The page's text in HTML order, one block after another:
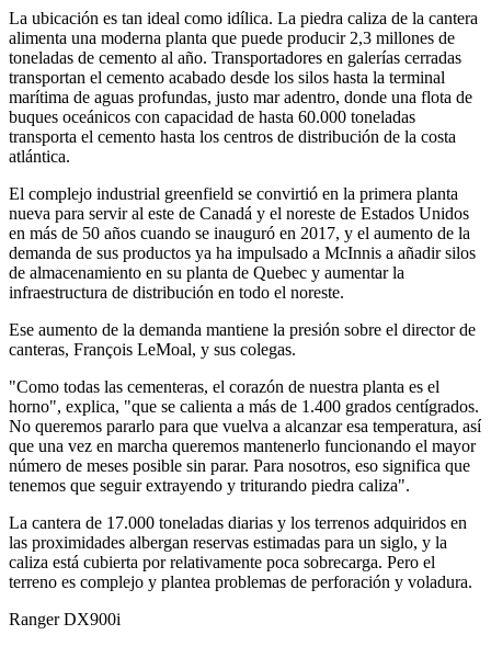
La ubicación es tan ideal como idílica. La piedra caliza de la cantera
alimenta una moderna planta que puede producir 2,3 millones de
toneladas de cemento al año. Transportadores en galerías cerradas
transportan el cemento acabado desde los silos hasta la terminal
marítima de aguas profundas, justo mar adentro, donde una flota de
buques oceánicos con capacidad de hasta 60.000 toneladas
transporta el cemento hasta los centros de distribución de la costa
atlántica.
El complejo industrial greenfield se convirtió en la primera planta
nueva para servir al este de Canadá y el noreste de Estados Unidos
en más de 50 años cuando se inauguró en 2017, y el aumento de la
demanda de sus productos ya ha impulsado a McInnis a añadir silos
de almacenamiento en su planta de Quebec y aumentar la
infraestructura de distribución en todo el noreste.
Ese aumento de la demanda mantiene la presión sobre el director de
canteras, François LeMoal, y sus colegas.
"Como todas las cementeras, el corazón de nuestra planta es el
horno", explica, "que se calienta a más de 1.400 grados centígrados.
No queremos pararlo para que vuelva a alcanzar esa temperatura, así
que una vez en marcha queremos mantenerlo funcionando el mayor
número de meses posible sin parar. Para nosotros, eso significa que
tenemos que seguir extrayendo y triturando piedra caliza".
La cantera de 17.000 toneladas diarias y los terrenos adquiridos en
las proximidades albergan reservas estimadas para un siglo, y la
caliza está cubierta por relativamente poca sobrecarga. Pero el
terreno es complejo y plantea problemas de perforación y voladura.
Ranger DX900i